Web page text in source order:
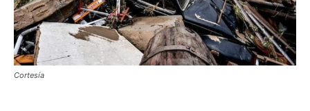
Cortesía